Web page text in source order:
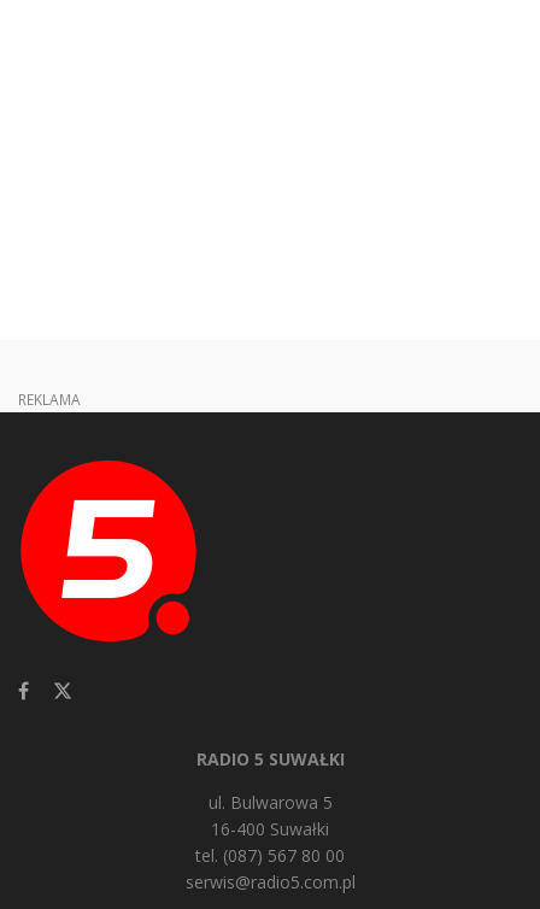
REKLAMA
RADIO 5 SUWAŁKI
ul. Bulwarowa 5
16-400 Suwałki
tel. (087) 567 80 00
serwis@radio5.com.pl